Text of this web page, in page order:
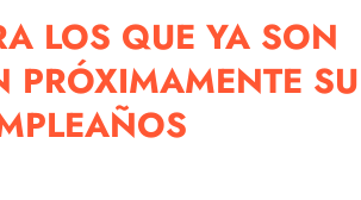
LOS QUE YA SON
PRÓXIMAMENTE SU